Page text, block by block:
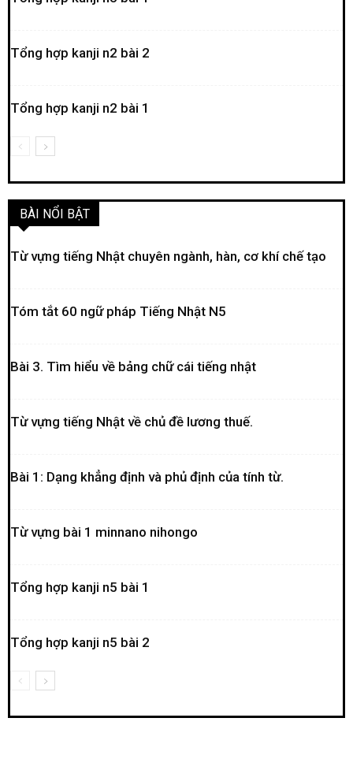
Tổng hợp kanji n2 bài 2
Tổng hợp kanji n2 bài 1
BÀI NỔI BẬT
Từ vựng tiếng Nhật chuyên ngành, hàn, cơ khí chế tạo
Tóm tắt 60 ngữ pháp Tiếng Nhật N5
Bài 3. Tìm hiểu về bảng chữ cái tiếng nhật
Từ vựng tiếng Nhật về chủ đề lương thuế.
Bài 1: Dạng khẳng định và phủ định của tính từ.
Từ vựng bài 1 minnano nihongo
Tổng hợp kanji n5 bài 1
Tổng hợp kanji n5 bài 2